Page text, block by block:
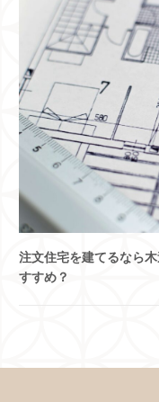
注文住宅を建てるなら
すすめ？